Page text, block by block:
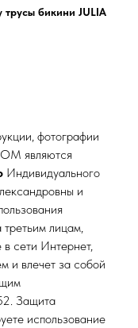
бикини JULIA
фотографии
являются
Индивидуального
и
лицам,
сети Интернет,
и влечет за собой
Защита
использование